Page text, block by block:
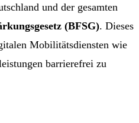
und der gesamten
(BFSG). Dieses
Mobilitätsdiensten wie
barrierefrei zu